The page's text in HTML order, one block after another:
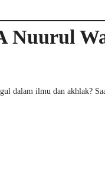
Nuurul
dalam ilmu dan akhlak?